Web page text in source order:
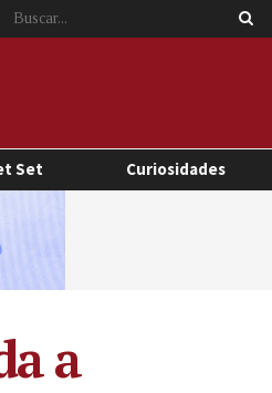
Set Curiosidades
a